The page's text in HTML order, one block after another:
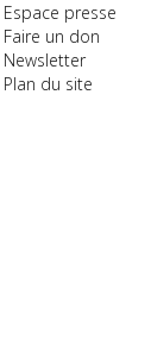
Espace presse
Faire un don
Newsletter
Plan du site